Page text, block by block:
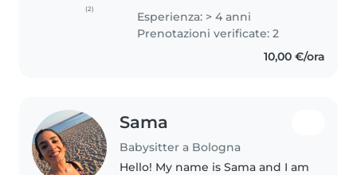
(2)
the Physics department in
Unibo. I love spending time with
kids. I have 4+ yrs experience
Esperienza: > 4 anni
Prenotazioni verificate: 2
10,00 €/ora
Sama
Babysitter a Bologna
Hello! My name is Sama and I am